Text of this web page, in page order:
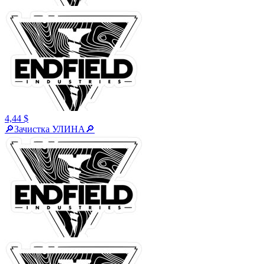
4,44 $
🔎Зачистка УЛИНА🔎